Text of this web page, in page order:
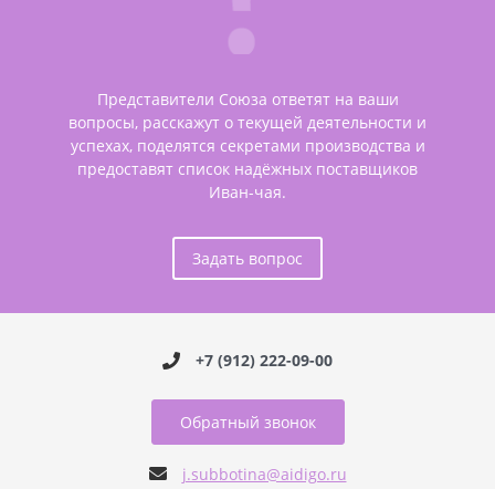
Представители Союза ответят на ваши
вопросы, расскажут о текущей деятельности и
успехах, поделятся секретами производства и
предоставят список надёжных поставщиков
Иван-чая.
Задать вопрос
+7 (912) 222-09-00
Обратный звонок
j.subbotina@aidigo.ru